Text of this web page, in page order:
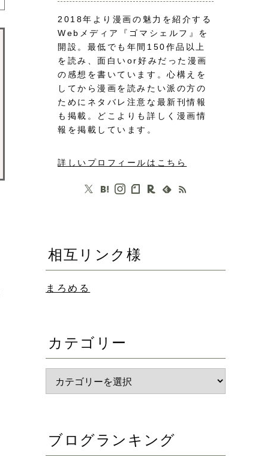
2018年より漫画の魅力を紹介する
Webメディア『ゴマシェルフ』を
開設。最低でも年間150作品以上
を読み、面白いor好みだった漫画
の感想を書いています。心構えを
してから漫画を読みたい派の方の
ためにネタバレ注意な最新刊情報
も掲載。どこよりも詳しく漫画情
報を掲載しています。
詳しいプロフィールはこちら
相互リンク様
まろめる
カテゴリー
ブログランキング